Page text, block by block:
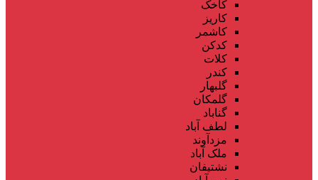
کاخک
کاریز
کاشمر
کدکن
کلات
کندر
گلبهار
گلمکان
گناباد
لطف آباد
مزدآوند
ملک آباد
نشتیفان